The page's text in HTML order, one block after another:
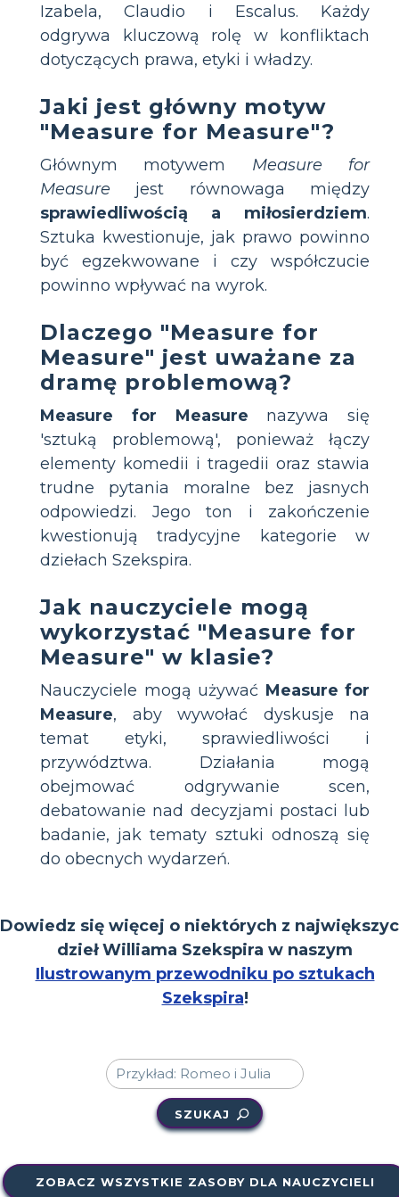
Izabela, Claudio i Escalus. Każdy
odgrywa kluczową rolę w konfliktach
dotyczących prawa, etyki i władzy.
Jaki jest główny motyw
"Measure for Measure"?
Głównym motywem Measure for
Measure jest równowaga między
sprawiedliwością a miłosierdziem.
Sztuka kwestionuje, jak prawo powinno
być egzekwowane i czy współczucie
powinno wpływać na wyrok.
Dlaczego "Measure for
Measure" jest uważane za
dramę problemową?
Measure for Measure nazywa się
'sztuką problemową', ponieważ łączy
elementy komedii i tragedii oraz stawia
trudne pytania moralne bez jasnych
odpowiedzi. Jego ton i zakończenie
kwestionują tradycyjne kategorie w
dziełach Szekspira.
Jak nauczyciele mogą
wykorzystać "Measure for
Measure" w klasie?
Nauczyciele mogą używać Measure for
Measure, aby wywołać dyskusje na
temat etyki, sprawiedliwości i
przywództwa. Działania mogą
obejmować odgrywanie scen,
debatowanie nad decyzjami postaci lub
badanie, jak tematy sztuki odnoszą się
do obecnych wydarzeń.
Dowiedz się więcej o niektórych z
dzieł Williama Szekspira w naszym
Ilustrowanym przewodniku po sztukach
Szekspira!
SZUKAJ
ZOBACZ WSZYSTKIE ZASOBY DLA NAUCZYCIELI